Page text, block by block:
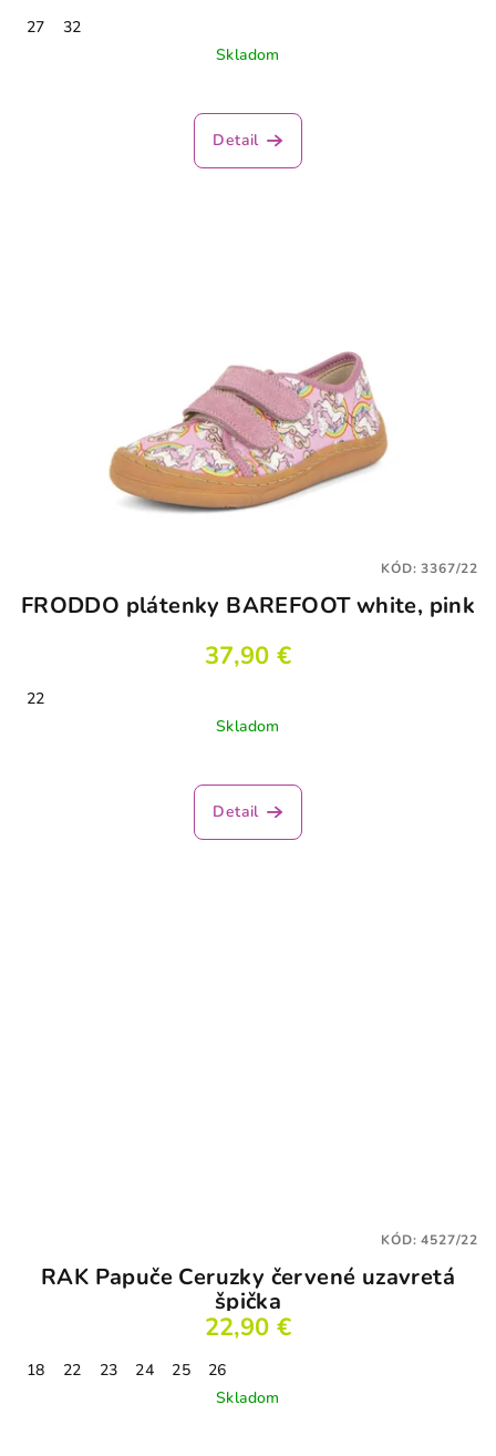
27
32
Skladom
Detail
FRODDO plátenky BAREFOOT white, pink
37,90 €
22
Skladom
hodnotenie
produktu
Detail
KÓD:3367/22
RAK Papuče Ceruzky červené uzavretá
špička
22,90 €
18 22 23 24 25
26
Skladom
KÓD:4527/22